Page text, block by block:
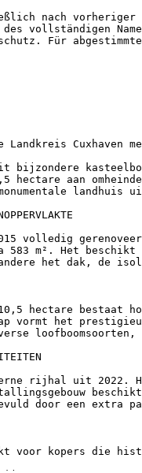
nach vorheriger
des vollständigen
Für
Cuxhaven
bijzondere
hectare aan
landhuis
volledig
583 m². Het
het dak, de
hectare bestaat
vormt het
rijhal uit 2022.
door een extra
voor kopers die